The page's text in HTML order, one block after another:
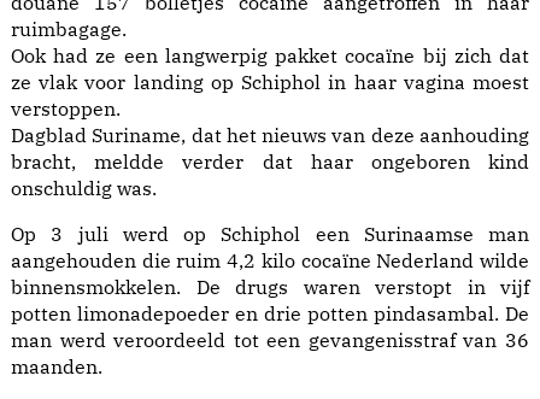
ruimbagage.
Ook had ze een langwerpig pakket cocaïne bij zich dat
ze vlak voor landing op Schiphol in haar vagina moest
verstoppen.
Dagblad Suriname, dat het nieuws van deze aanhouding
bracht, meldde verder dat haar ongeboren kind
onschuldig was.
Op 3 juli werd op Schiphol een Surinaamse man
aangehouden die ruim 4,2 kilo cocaïne Nederland wilde
binnensmokkelen. De drugs waren verstopt in vijf
potten limonadepoeder en drie potten pindasambal. De
man werd veroordeeld tot een gevangenisstraf van 36
maanden.